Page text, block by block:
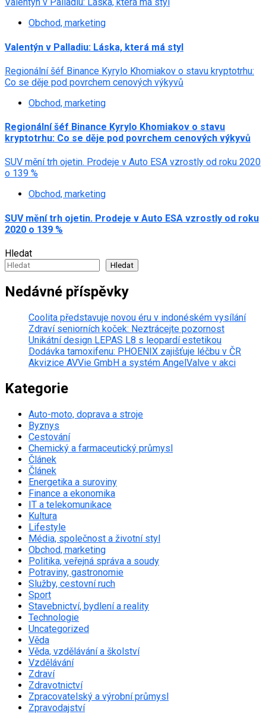
Valentýn v Palladiu: Láska, která má styl
Obchod, marketing
Valentýn v Palladiu: Láska, která má styl
Regionální šéf Binance Kyrylo Khomiakov o stavu kryptotrhu:
Co se děje pod povrchem cenových výkyvů
Obchod, marketing
Regionální šéf Binance Kyrylo Khomiakov o stavu
kryptotrhu: Co se děje pod povrchem cenových výkyvů
SUV mění trh ojetin. Prodeje v Auto ESA vzrostly od roku 2020
o 139 %
Obchod, marketing
SUV mění trh ojetin. Prodeje v Auto ESA vzrostly od roku
2020 o 139 %
Hledat
Hledat
Nedávné příspěvky
Coolita představuje novou éru v indonéském vysílání
Zdraví seniorních koček: Neztrácejte pozornost
Unikátní design LEPAS L8 s leopardí estetikou
Dodávka tamoxifenu: PHOENIX zajišťuje léčbu v ČR
Akvizice AVVie GmbH a systém AngelValve v akci
Kategorie
Auto-moto, doprava a stroje
Byznys
Cestování
Chemický a farmaceutický průmysl
Článek
Článek
Energetika a suroviny
Finance a ekonomika
IT a telekomunikace
Kultura
Lifestyle
Média, společnost a životní styl
Obchod, marketing
Politika, veřejná správa a soudy
Potraviny, gastronomie
Služby, cestovní ruch
Sport
Stavebnictví, bydlení a reality
Technologie
Uncategorized
Věda
Věda, vzdělávání a školství
Vzdělávání
Zdraví
Zdravotnictví
Zpracovatelský a výrobní průmysl
Zpravodajství